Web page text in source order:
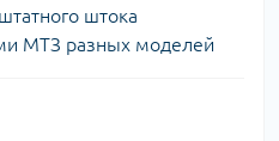
штока
МТЗ разных моделей